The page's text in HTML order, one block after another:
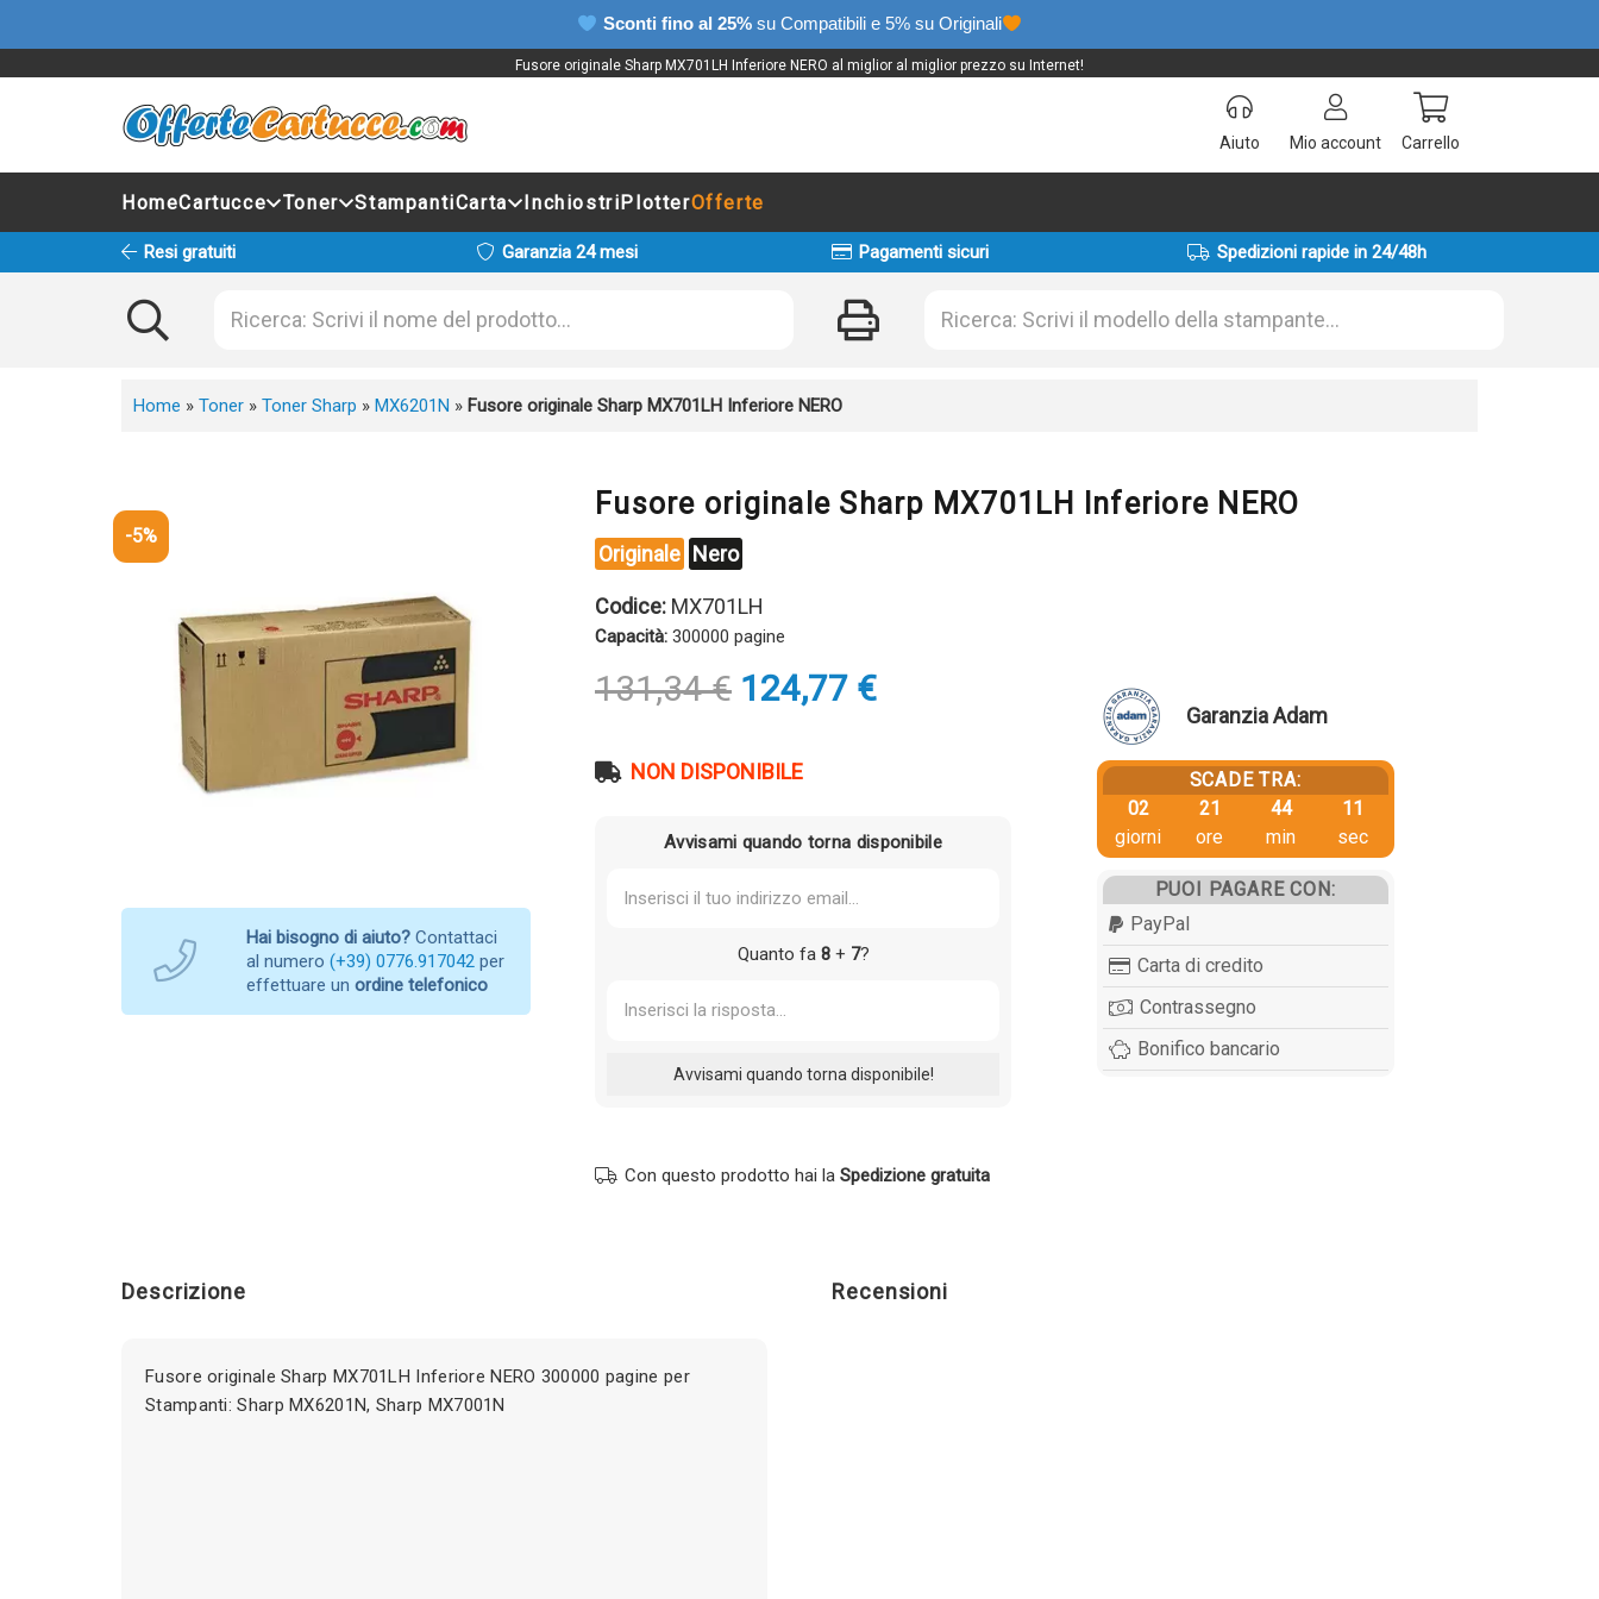
Sconti fino al 25% su Compatibili e 5% su Originali
Fusore originale Sharp MX701LH Inferiore NERO al miglior al miglior prezzo su Internet!
Aiuto Mio account Carrello
HomeCartucce Toner StampantiCarta InchiostriPlotterOfferte
Resi gratuiti Garanzia 24 mesi Pagamenti sicuri Spedizioni rapide in 24/48h
Home » Toner » Toner Sharp » MX6201N » Fusore originale Sharp MX701LH Inferiore NERO
-5%
Hai bisogno di aiuto? Contattaci
al numero (+39) 0776.917042 per
effettuare un ordine telefonico
Fusore originale Sharp MX701LH Inferiore NERO
Originale Nero
Codice: MX701LH
Capacità: 300000 pagine
131,34€ Il
prezzo
era:
124,77 €Il
NON DISPONIBILE
Avvisami quando torna disponibile
Quanto fa 8+ 7?
Con questo prodotto hai la Spedizione gratuita
Garanzia Adam
SCADE TRA:
02
giorni
21
ore
44
min
10
sec
PUOI PAGARE CON:
PayPal
Carta di credito
Contrassegno
Bonifico bancario
Descrizione
Fusore originale Sharp MX701LH Inferiore NERO 300000 pagine per
Stampanti: Sharp MX6201N, Sharp MX7001N
Recensioni